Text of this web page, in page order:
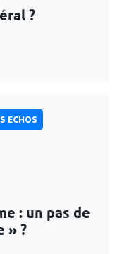
?
ECHOS
: un pas de
» ?